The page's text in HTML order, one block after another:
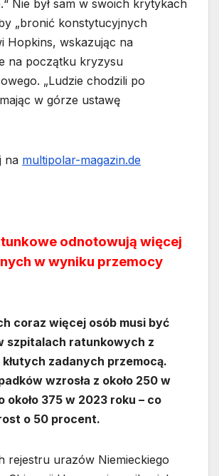
Nie był sam w swoich krytykach
„bronić konstytucyjnych
Hopkins, wskazując na
na początku kryzysu
„Ludzie chodzili po
w górze ustawę
na multipolar-magazin.de
odnotowują więcej
w wyniku przemocy
coraz więcej osób musi być
szpitalach ratunkowych z
zadanych przemocą.
wzrosła z około 250 w
około 375 w 2023 roku – co
o 50 procent.
rejestru urazów Niemieckiego